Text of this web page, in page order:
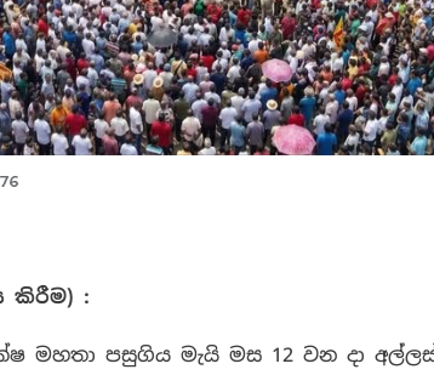
කිරීම) :
මහතා පසුගිය මැයි මස 12 වන දා